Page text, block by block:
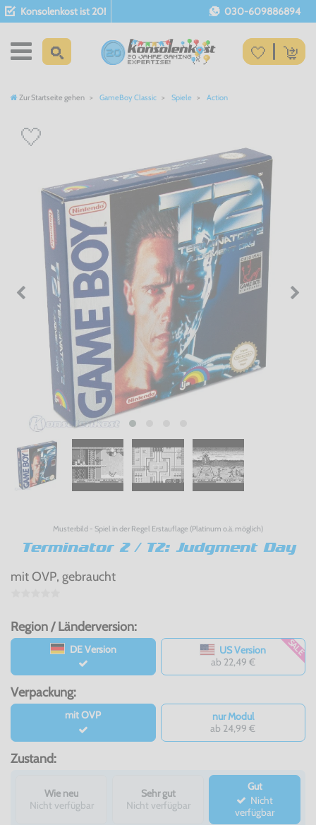
Konsolenkost ist 20! 030-609886894
Zur Startseite gehen GameBoy Classic Spiele Action
Musterbild - Spiel in der Regel Erstauflage (Platinum o.ä. möglich)
Terminator 2 / T2: Judgment Day
mit OVP, gebraucht
Region / Länderversion:
DE Version
US Version
ab 22,49 €
SALE
Verpackung:
mit OVP
nur Modul
ab 24,99 €
Zustand:
Wie neu
Nicht verfügbar
Sehr gut
Nicht verfügbar
Gut
verfügbar